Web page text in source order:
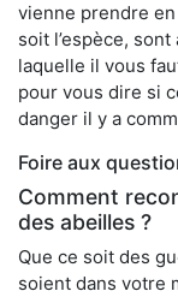
vienne prendre
soit l’espèce,
laquelle il vous
pour vous dire si
danger il y a
Foire aux
Comment
des abeilles ?
Que ce soit des
soient dans votre